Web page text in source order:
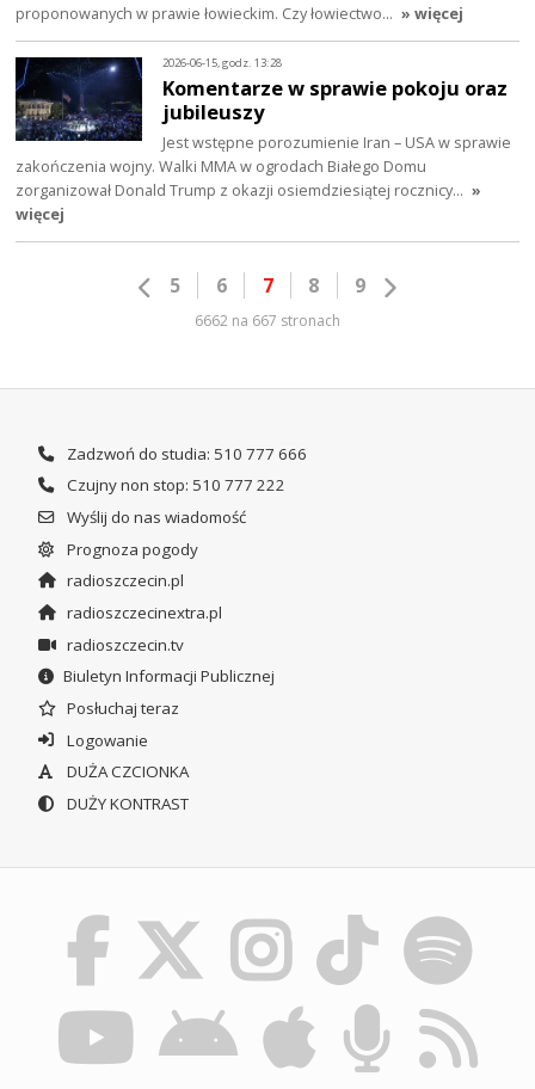
proponowanych w prawie łowieckim. Czy łowiectwo… » więcej
2026-06-15, godz. 13:28
Komentarze w sprawie pokoju oraz
jubileuszy
Jest wstępne porozumienie Iran – USA w sprawie
zakończenia wojny. Walki MMA w ogrodach Białego Domu
zorganizował Donald Trump z okazji osiemdziesiątej rocznicy… »
więcej
5 6 7 8 9
6662 na 667 stronach
Zadzwoń do studia: 510 777 666
Czujny non stop: 510 777 222
Wyślij do nas wiadomość
Prognoza pogody
radioszczecin.pl
radioszczecinextra.pl
radioszczecin.tv
Biuletyn Informacji Publicznej
Posłuchaj teraz
Logowanie
DUŻA CZCIONKA
DUŻY KONTRAST